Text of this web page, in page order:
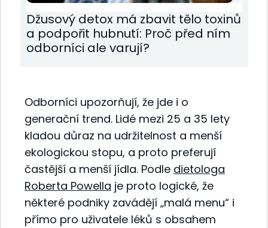
Džusový detox má zbavit tělo toxinů
a podpořit hubnutí: Proč před ním
odborníci ale varují?
Odborníci upozorňují, že jde i o
generační trend. Lidé mezi 25 a 35 lety
kladou důraz na udržitelnost a menší
ekologickou stopu, a proto preferují
častější a menší jídla. Podle dietologa
Roberta Powella je proto logické, že
některé podniky zavádějí „malá menu“ i
přímo pro uživatele léků s obsahem